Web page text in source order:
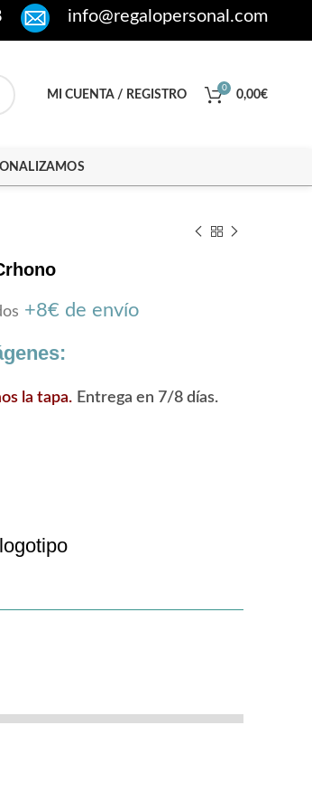
info@regalopersonal.com
MI CUENTA / REGISTRO
0
0,00€
+8€ de envío
la tapa. Entrega en 7/8 días.